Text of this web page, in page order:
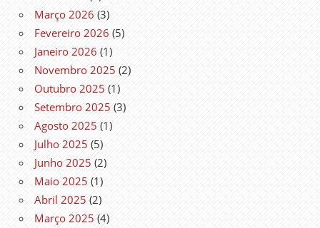
Março 2026 (3)
Fevereiro 2026 (5)
Janeiro 2026 (1)
Novembro 2025 (2)
Outubro 2025 (1)
Setembro 2025 (3)
Agosto 2025 (1)
Julho 2025 (5)
Junho 2025 (2)
Maio 2025 (1)
Abril 2025 (2)
Março 2025 (4)